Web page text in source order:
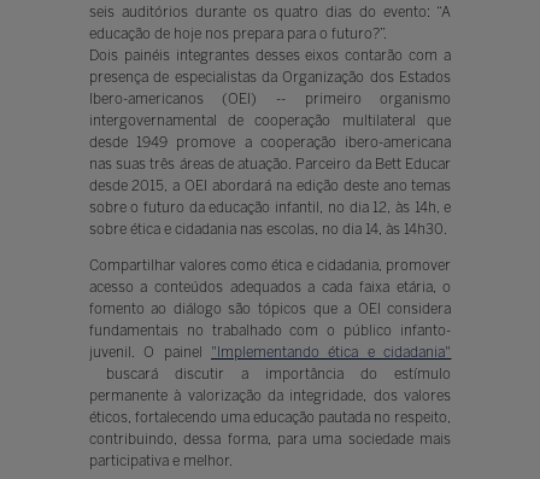
seis auditórios durante os quatro dias do evento: “A
educação de hoje nos prepara para o futuro?”.
Dois painéis integrantes desses eixos contarão com a
presença de especialistas da Organização dos Estados
Ibero-americanos (OEI) -- primeiro organismo
intergovernamental de cooperação multilateral que
desde 1949 promove a cooperação ibero-americana
nas suas três áreas de atuação. Parceiro da Bett Educar
desde 2015, a OEI abordará na edição deste ano temas
sobre o futuro da educação infantil, no dia 12, às 14h, e
sobre ética e cidadania nas escolas, no dia 14, às 14h30.
Compartilhar valores como ética e cidadania, promover
acesso a conteúdos adequados a cada faixa etária, o
fomento ao diálogo são tópicos que a OEI considera
fundamentais no trabalhado com o público infanto-
juvenil. O painel "Implementando ética e cidadania"
buscará discutir a importância do estímulo
permanente à valorização da integridade, dos valores
éticos, fortalecendo uma educação pautada no respeito,
contribuindo, dessa forma, para uma sociedade mais
participativa e melhor.